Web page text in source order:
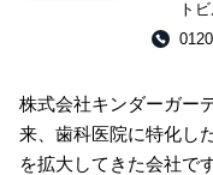
ト
株式会社キンダーガー
来、歯科医院に特化し
を拡大してきた会社です